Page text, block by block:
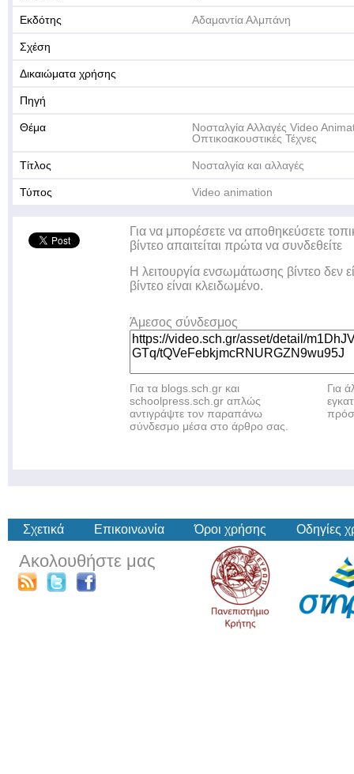
Εκδότης Αδαμαντία Αλμπάνη
Σχέση
Δικαιώματα χρήσης
Πηγή
Θέμα
Νοσταλγία Αλλαγές Video
Οπτικοακουστικές Τέχνες
Τίτλος Νοσταλγία και αλλαγές
Τύπος Video animation
Για να μπορέσετε να αποθηκεύσετε
βίντεο απαιτείται πρώτα να συνδεθείτε
Η λειτουργία ενσωμάτωσης βίντεο δεν
βίντεο είναι κλειδωμένο.
Άμεσος σύνδεσμος
Για τα blogs.sch.gr και
schoolpress.sch.gr απλώς
αντιγράψτε τον παραπάνω
σύνδεσμο μέσα στο άρθρο σας.
Για
Σχετικά Επικοινωνία Όροι χρήσης Οδηγίες
Ακολουθήστε μας